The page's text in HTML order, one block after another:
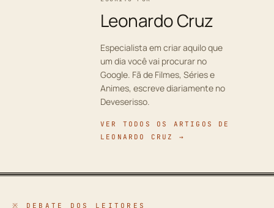
Leonardo Cruz
Especialista em criar aquilo que
um dia você vai procurar no
Google. Fã de Filmes, Séries e
Animes, escreve diariamente no
Deveserisso.
VER TODOS OS ARTIGOS DE
LEONARDO CRUZ →
※ DEBATE DOS LEITORES